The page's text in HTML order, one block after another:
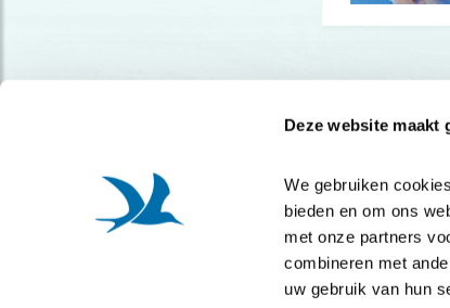
Deze website maakt
We gebruiken
bieden en om ons
met onze partners
combineren met
uw gebruik van hun